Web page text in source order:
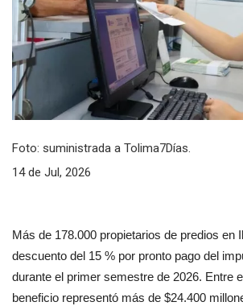
Foto: suministrada a Tolima7Días.
14 de Jul, 2026
Más de 178.000 propietarios de predios en
descuento del 15 % por pronto pago del
durante el primer semestre de 2026. Entre
beneficio representó más de $24.400